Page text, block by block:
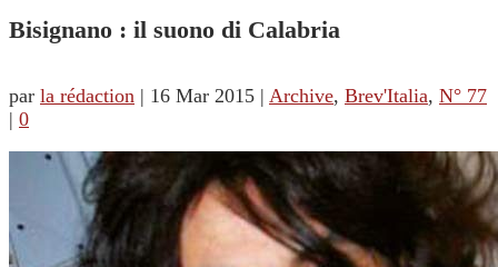
Bisignano : il suono di Calabria
par la rédaction | 16 Mar 2015 | Archive, Brev'Italia, N° 77
| 0